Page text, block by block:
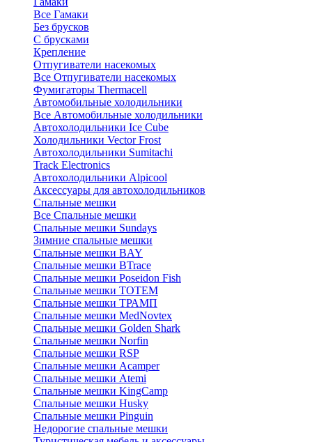
Все Гамаки
Без брусков
С брусками
Крепление
Отпугиватели насекомых
Все Отпугиватели насекомых
Фумигаторы Thermacell
Автомобильные холодильники
Все Автомобильные холодильники
Автохолодильники Ice Cube
Холодильники Vector Frost
Автохолодильники Sumitachi
Track Electronics
Автохолодильники Alpicool
Аксессуары для автохолодильников
Спальные мешки
Все Спальные мешки
Спальные мешки Sundays
Зимние спальные мешки
Спальные мешки BAY
Спальные мешки BTrace
Спальные мешки Poseidon Fish
Спальные мешки ТОТЕМ
Спальные мешки ТРАМП
Cпальные мешки MedNovtex
Спальные мешки Golden Shark
Спальные мешки Norfin
Спальные мешки RSP
Спальные мешки Acamper
Спальные мешки Atemi
Спальные мешки KingCamp
Спальные мешки Husky
Спальные мешки Pinguin
Недорогие спальные мешки